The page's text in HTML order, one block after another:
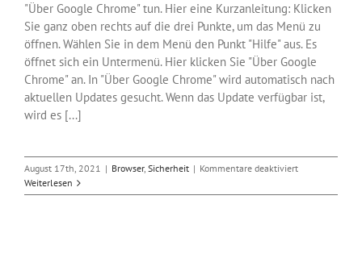
"Über Google Chrome" tun. Hier eine Kurzanleitung: Klicken
Sie ganz oben rechts auf die drei Punkte, um das Menü zu
öffnen. Wählen Sie in dem Menü den Punkt "Hilfe" aus. Es
öffnet sich ein Untermenü. Hier klicken Sie "Über Google
Chrome" an. In "Über Google Chrome" wird automatisch nach
aktuellen Updates gesucht. Wenn das Update verfügbar ist,
wird es [...]
August 17th, 2021 | Browser, Sicherheit | Kommentare deaktiviertfür
für
Weiterlesen